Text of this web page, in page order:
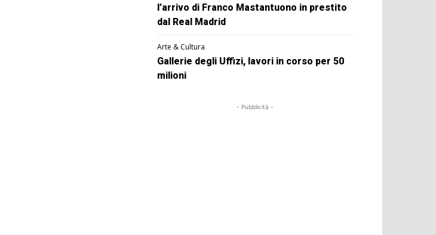
l’arrivo di Franco Mastantuono in prestito
dal Real Madrid
Arte & Cultura
Gallerie degli Uffizi, lavori in corso per 50
milioni
- Pubblicità -